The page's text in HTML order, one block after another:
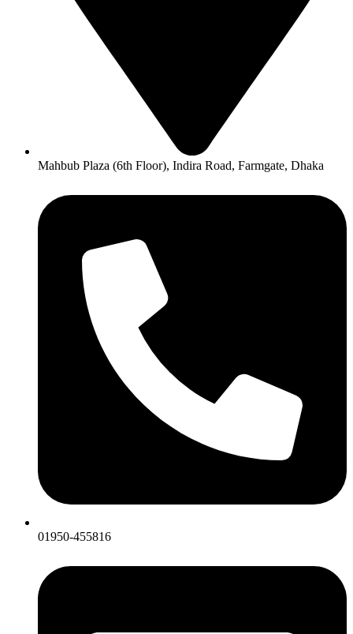
Mahbub Plaza (6th Floor), Indira Road, Farmgate, Dhaka
01950-455816